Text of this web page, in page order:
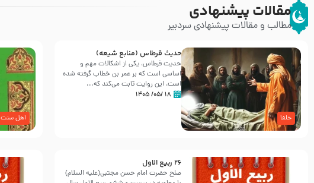
مقالات پیشنهادی
مطالب و مقالات پیشنهادی سردبیر
خلفا
حدیث قرطاس (منابع شیعه)
حدیث قرطاس، یکی از اشکالات مهم و
اساسی است که بر عمر بن خطاب گرفته شده
است، این روایت ثابت می‌کند که...
۱۸ /۰۵/ ۱۴۰۵
اهل سنت
26 ربيع الاول
صلح حضرت امام حسن مجتبی(علیه السلام)